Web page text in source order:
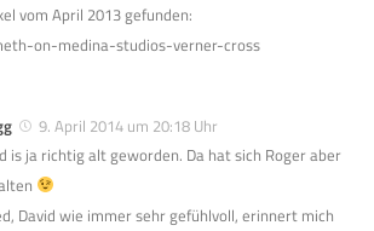
vom April 2013 gefunden:
on-medina-studios-verner-cross
9. April 2014 um 20:18 Uhr
is ja richtig alt geworden. Da hat sich Roger aber
David wie immer sehr gefühlvoll, erinnert mich